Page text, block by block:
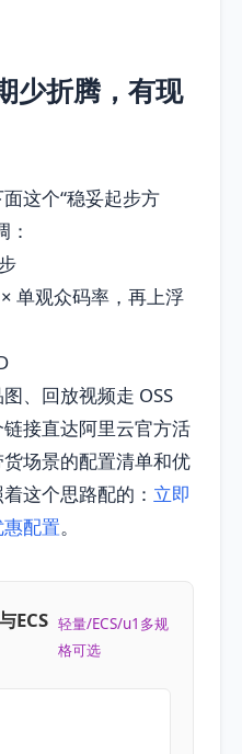
少折腾，有现
这个“稳妥起步方
单观众码率，再上浮
图、回放视频走 OSS
接直达阿里云官方活
场景的配置清单和优
这个思路配的： 立即
配置。
ECS 轻量/ECS/u1多规
格可选